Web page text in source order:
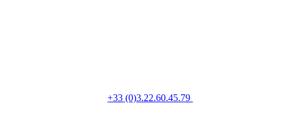
+33 (0)3.22.60.45.79